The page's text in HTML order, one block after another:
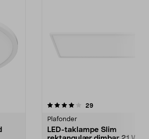
29anmeldelser
Plafonder
LED-taklampe Slim
4.0 av 5 stjerner